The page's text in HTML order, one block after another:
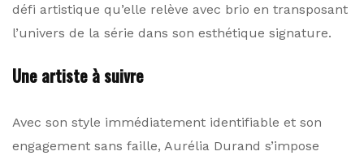
défi artistique qu’elle relève avec brio en transposant
l’univers de la série dans son esthétique signature.
Une artiste à suivre
Avec son style immédiatement identifiable et son
engagement sans faille, Aurélia Durand s’impose